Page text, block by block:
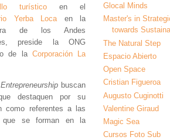
turístico en el
Yerba Loca en la
de los Andes
preside la ONG
de la Corporación La
buscan
destaquen por su
como referentes a las
que se forman en la
Glocal Minds
Master's in
towards
The Natural Step
Espacio Abierto
Open Space
Cristian Figueroa
Augusto Cuginotti
Valentine Giraud
Magic Sea
Cursos Foto Sub